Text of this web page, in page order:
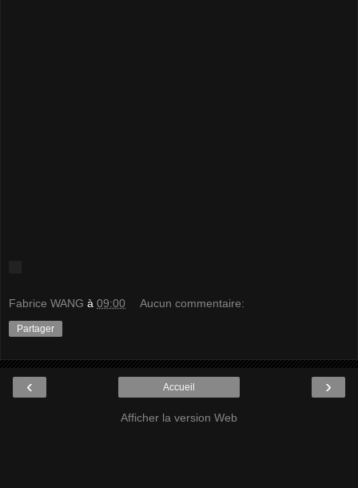
Fabrice WANG à 09:00 Aucun commentaire:
Partager
‹ ›
Accueil
Afficher la version Web